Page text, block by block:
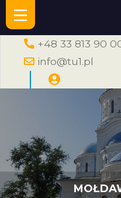
+48 33 813 90
info@tu1.pl